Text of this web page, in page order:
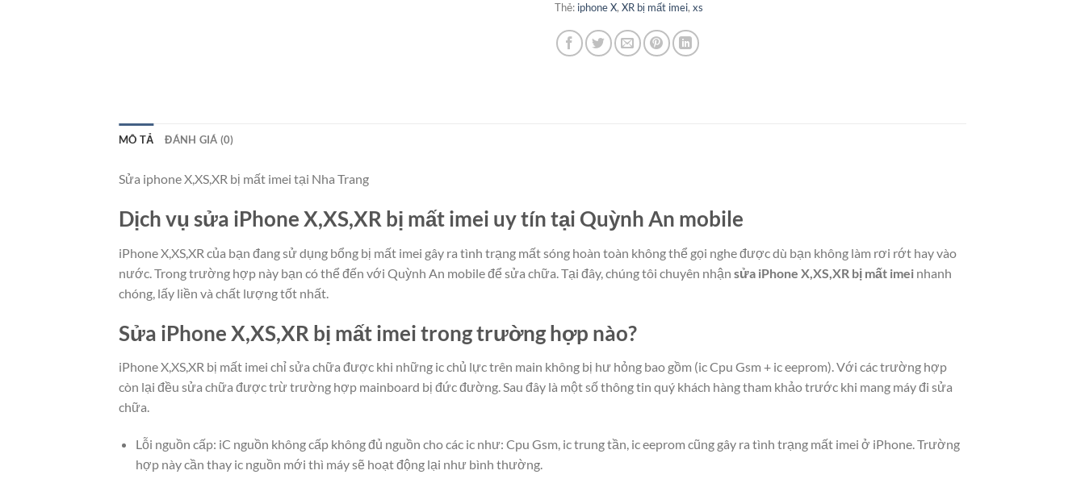
Thẻ: iphone X, XR bị mất imei, xs
MÔ TẢ ĐÁNH GIÁ (0)
Sửa iphone X,XS,XR bị mất imei tại Nha Trang
Dịch vụ sửa iPhone X,XS,XR bị mất imei uy tín tại Quỳnh An mobile
iPhone X,XS,XR của bạn đang sử dụng bổng bị mất imei gây ra tình trạng mất sóng hoàn toàn không thể gọi nghe được dù bạn không làm rơi rớt hay vào
nước. Trong trường hợp này bạn có thể đến với Quỳnh An mobile để sửa chữa. Tại đây, chúng tôi chuyên nhận sửa iPhone X,XS,XR bị mất imei nhanh
chóng, lấy liền và chất lượng tốt nhất.
Sửa iPhone X,XS,XR bị mất imei trong trường hợp nào?
iPhone X,XS,XR bị mất imei chỉ sửa chữa được khi những ic chủ lực trên main không bị hư hỏng bao gồm (ic Cpu Gsm + ic eeprom). Với các trường hợp
còn lại đều sửa chữa được trừ trường hợp mainboard bị đức đường. Sau đây là một số thông tin quý khách hàng tham khảo trước khi mang máy đi sửa
chữa.
Lỗi nguồn cấp: iC nguồn không cấp không đủ nguồn cho các ic như: Cpu Gsm, ic trung tần, ic eeprom cũng gây ra tình trạng mất imei ở iPhone. Trường
hợp này cần thay ic nguồn mới thì máy sẽ hoạt động lại như bình thường.